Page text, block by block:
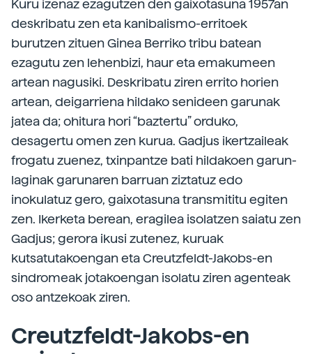
Kuru izenaz ezagutzen den gaixotasuna 1957an
deskribatu zen eta kanibalismo-erritoek
burutzen zituen Ginea Berriko tribu batean
ezagutu zen lehenbizi, haur eta emakumeen
artean nagusiki. Deskribatu ziren errito horien
artean, deigarriena hildako senideen garunak
jatea da; ohitura hori “baztertu” orduko,
desagertu omen zen kurua. Gadjus ikertzaileak
frogatu zuenez, txinpantze bati hildakoen garun-
laginak garunaren barruan ziztatuz edo
inokulatuz gero, gaixotasuna transmititu egiten
zen. Ikerketa berean, eragilea isolatzen saiatu zen
Gadjus; gerora ikusi zutenez, kuruak
kutsatutakoengan eta Creutzfeldt-Jakobs-en
sindromeak jotakoengan isolatu ziren agenteak
oso antzekoak ziren.
Creutzfeldt-Jakobs-en